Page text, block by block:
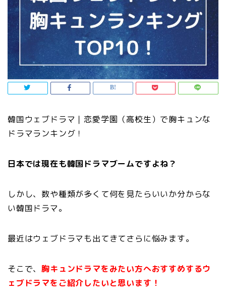
韓国ウェブドラマ｜恋愛学園（高校生）で胸キュンな
ドラマランキング！
日本では現在も韓国ドラマブームですよね？
しかし、数や種類が多くて何を見たらいいか分からな
い韓国ドラマ。
最近はウェブドラマも出てきてさらに悩みます。
そこで、胸キュンドラマをみたい方へおすすめするウ
ェブドラマをご紹介したいと思います！